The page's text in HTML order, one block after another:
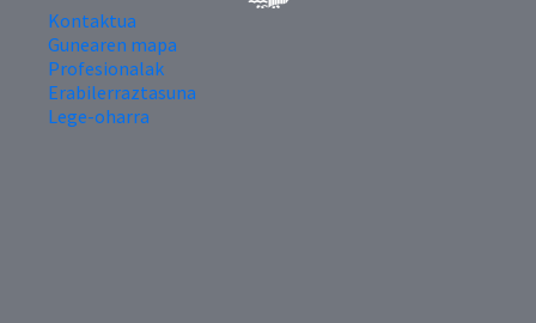
Kontaktua
Gunearen mapa
Profesionalak
Erabilerraztasuna
Lege-oharra